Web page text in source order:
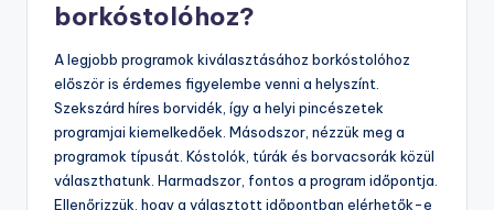
borkóstolóhoz?
A legjobb programok kiválasztásához borkóstolóhoz
először is érdemes figyelembe venni a helyszínt.
Szekszárd híres borvidék, így a helyi pincészetek
programjai kiemelkedőek. Másodszor, nézzük meg a
programok típusát. Kóstolók, túrák és borvacsorák közül
választhatunk. Harmadszor, fontos a program időpontja.
Ellenőrizzük, hogy a választott időpontban elérhetők-e